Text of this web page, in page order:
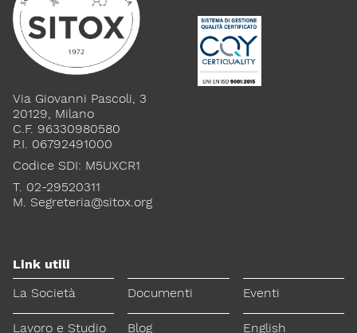
Via Giovanni Pascoli, 3
20129, Milano
C.F. 96330980580
P.I. 06792491000
Codice SDI: M5UXCR1
T. 02-29520311
M. Segreteria@sitox.org
Link utili
La Società
Documenti Eventi
Lavoro e Studio Blog English